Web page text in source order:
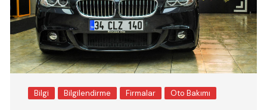
Bilgi Bilgilendirme Firmalar Oto Bakımı